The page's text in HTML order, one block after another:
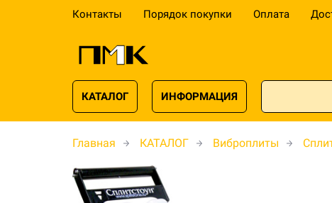
Контакты Порядок покупки Оплата
КАТАЛОГ ИНФОРМАЦИЯ
Главная КАТАЛОГ Виброплиты